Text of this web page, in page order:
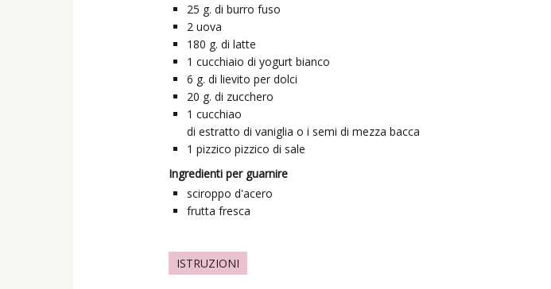
25 g. di burro fuso
2 uova
180 g. di latte
1 cucchiaio di yogurt bianco
6 g. di lievito per dolci
20 g. di zucchero
1 cucchiao
di estratto di vaniglia o i semi di mezza bacca
1 pizzico pizzico di sale
Ingredienti per guarnire
sciroppo d'acero
frutta fresca
ISTRUZIONI